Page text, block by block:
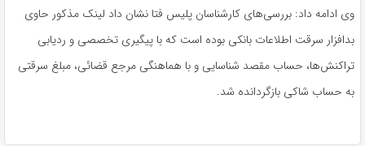
وی ادامه داد: بررسی‌های کارشناسان پلیس فتا نشان داد لینک مذکور حاوی
بدافزار سرقت اطلاعات بانکی بوده است که با پیگیری تخصصی و ردیابی
تراکنش‌ها، حساب مقصد شناسایی و با هماهنگی مرجع قضائی، مبلغ سرقتی
به حساب شاکی بازگردانده شد.